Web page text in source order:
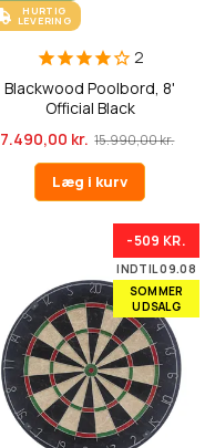
HURTIG
LEVERING
2
Blackwood Poolbord, 8'
Official Black
7.490,00 kr. 15.990,00 kr.
Læg i kurv
-509 KR.
INDTIL 09.08
SOMMER
UDSALG